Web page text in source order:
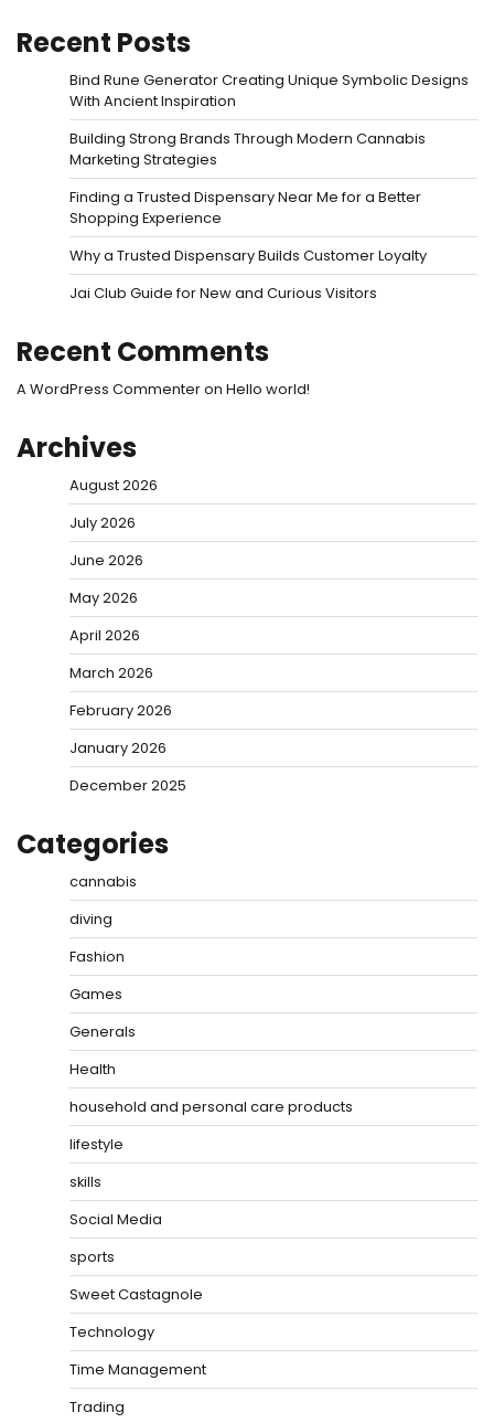
Recent Posts
Bind Rune Generator Creating Unique Symbolic Designs
With Ancient Inspiration
Building Strong Brands Through Modern Cannabis
Marketing Strategies
Finding a Trusted Dispensary Near Me for a Better
Shopping Experience
Why a Trusted Dispensary Builds Customer Loyalty
Jai Club Guide for New and Curious Visitors
Recent Comments
A WordPress Commenteron Hello world!
Archives
August 2026
July 2026
June 2026
May 2026
April 2026
March 2026
February 2026
January 2026
December 2025
Categories
cannabis
diving
Fashion
Games
Generals
Health
household and personal care products
lifestyle
skills
Social Media
sports
Sweet Castagnole
Technology
Time Management
Trading